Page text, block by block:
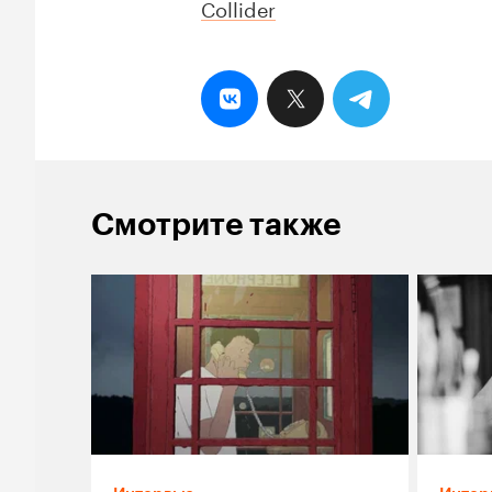
Collider
Смотрите также